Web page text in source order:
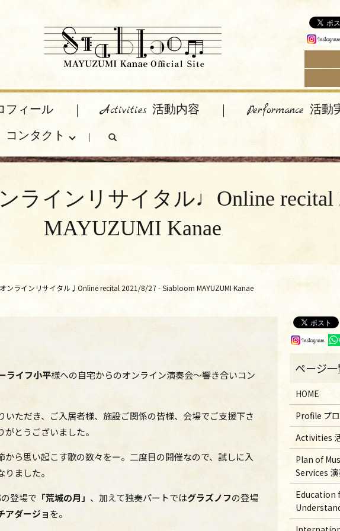
フィール Activities 活動内容
Performance 活
コンタクト
search
ラインリサイタル♩Online recital
MAYUZUMI Kanae
ンラインリサイタル♩Online recital 2021/8/27 - Siabloom MAYUZUMI Kanae
ライフ小平様への自宅からのオンライン演奏会～響き合いコン
ただき、ご入居者様、施設ご関係の皆様、会場でご支援下さ
とうございました。
ら思い起こす歌の数々をー。二度目の開催なので、試しに入
ました。
の登場で 「荒城の月」 、加えて独奏パートではグラズノフの登場
ダージョを。
HOME
Profile プ
Activities
Plan of
Services